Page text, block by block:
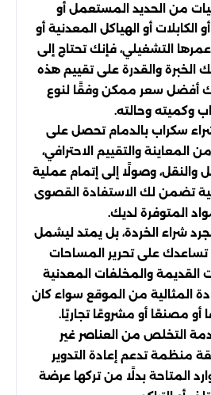
من الحديد المستعمل أو
الكابلات أو الهياكل المعدنية أو
التشغيلي، فإنك تحتاج إلى
والقدرة على تقييم هذه
أفضل سعر ممكن وفقًا لنوع
وكميته وحالته.
سكراب بالدمام تحصل على
المعاينة والتقييم الاحترافي،
والنقل، وصولًا إلى إتمام عملية
تضمن لك الاستفادة القصوى
المتوفرة لديك.
شراء الخردة، بل يمتد ليشمل
تساعدك على تحرير المساحات
القديمة والمخلفات المعدنية
المثالية من الموقع سواء كان
أو مصنعًا أو مشروعًا تجاريًا.
التخلص من العناصر غير
منظمة تدعم إعادة التدوير
المتاحة بدلًا من تركها عرضة